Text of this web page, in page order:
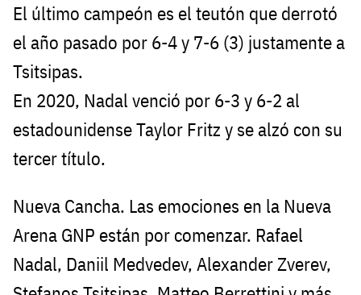
El último campeón es el teutón que derrotó
el año pasado por 6-4 y 7-6 (3) justamente a
Tsitsipas.
En 2020, Nadal venció por 6-3 y 6-2 al
estadounidense Taylor Fritz y se alzó con su
tercer título.
Nueva Cancha. Las emociones en la Nueva
Arena GNP están por comenzar. Rafael
Nadal, Daniil Medvedev, Alexander Zverev,